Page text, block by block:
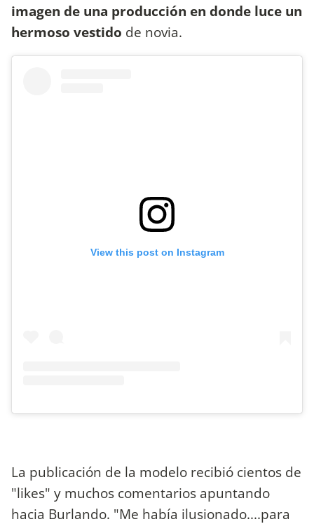
imagen de una producción en donde luce un
hermoso vestido de novia.
View this post on Instagram
La publicación de la modelo recibió cientos de
"likes" y muchos comentarios apuntando
hacia Burlando. "Me había ilusionado....para